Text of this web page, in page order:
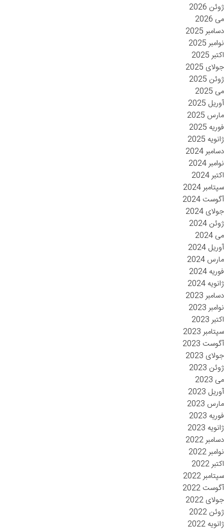
ژوئن 2026
می 2026
دسامبر 2025
نوامبر 2025
اکتبر 2025
جولای 2025
ژوئن 2025
می 2025
آوریل 2025
مارس 2025
فوریه 2025
ژانویه 2025
دسامبر 2024
نوامبر 2024
اکتبر 2024
سپتامبر 2024
آگوست 2024
جولای 2024
ژوئن 2024
می 2024
آوریل 2024
مارس 2024
فوریه 2024
ژانویه 2024
دسامبر 2023
نوامبر 2023
اکتبر 2023
سپتامبر 2023
آگوست 2023
جولای 2023
ژوئن 2023
می 2023
آوریل 2023
مارس 2023
فوریه 2023
ژانویه 2023
دسامبر 2022
نوامبر 2022
اکتبر 2022
سپتامبر 2022
آگوست 2022
جولای 2022
ژوئن 2022
ژانویه 2022